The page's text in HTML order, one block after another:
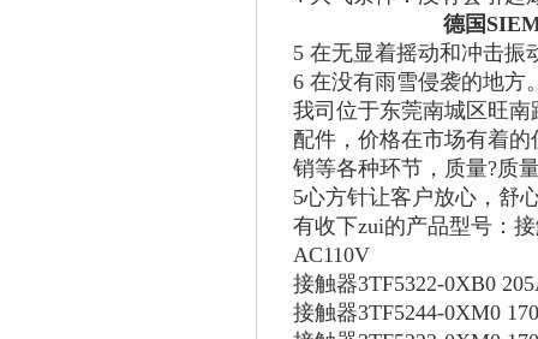
德国
5 在无显着摇动和冲击振
6 在没有雨雪侵袭的地方
我司位于东莞南城区旺南
配件，价格在市场有着
销等各种环节，质量?质
5心方针让客户放心，舒
有收下zui的产品型号：接
AC110V
接触器3TF5322-0XB0
接触器3TF5244-0XM0